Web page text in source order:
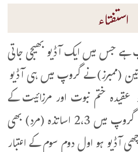
استفتاء
جس میں ایک آڈیو بھیجی جاتی
(ممبرز) نے گروپ میں ہی آڈیو
ختم نبوت اور مرزائیت کے
بارے میں ہوتی ہے۔ گروپ میں 2،3 اساتذہ (مرد) بھی
آڈیو ہو اول دوم سوم کے اعتبار